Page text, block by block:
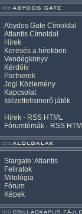
Abydos Gate Címoldal
Atlantis Címoldal
Hírek
Keresés a hírekben
Vendégkönyv
Kérdőív
Partnerek
Jogi Közlemény
Kapcsolat
Idézetfelismerő játék
Hírek - RSS HTML
Fórumtémák - RSS
Stargate: Atlantis
Feliratok
Mitológia
Fórum
Képek